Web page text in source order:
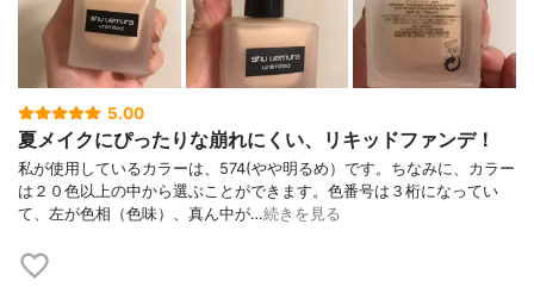
5.00
夏メイクにぴったりな崩れにくい、リキッドファンデ！
私が使用しているカラーは、574(やや明るめ）です。ちなみに、カラー
は２０色以上の中から選ぶことができます。色番号は３桁になってい
て、左が色相（色味）、真ん中が…続きを見る